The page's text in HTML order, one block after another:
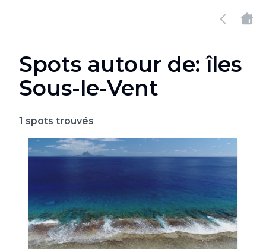
Spots autour de: îles
Sous-le-Vent
1 spots trouvés